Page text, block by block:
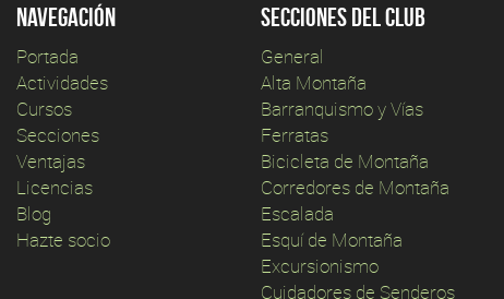
Navegación
Portada
Actividades
Cursos
Secciones
Ventajas
Licencias
Blog
Hazte socio
Secciones del club
General
Alta Montaña
Barranquismo y Vías
Ferratas
Bicicleta de Montaña
Corredores de Montaña
Escalada
Esquí de Montaña
Excursionismo
Cuidadores de Senderos